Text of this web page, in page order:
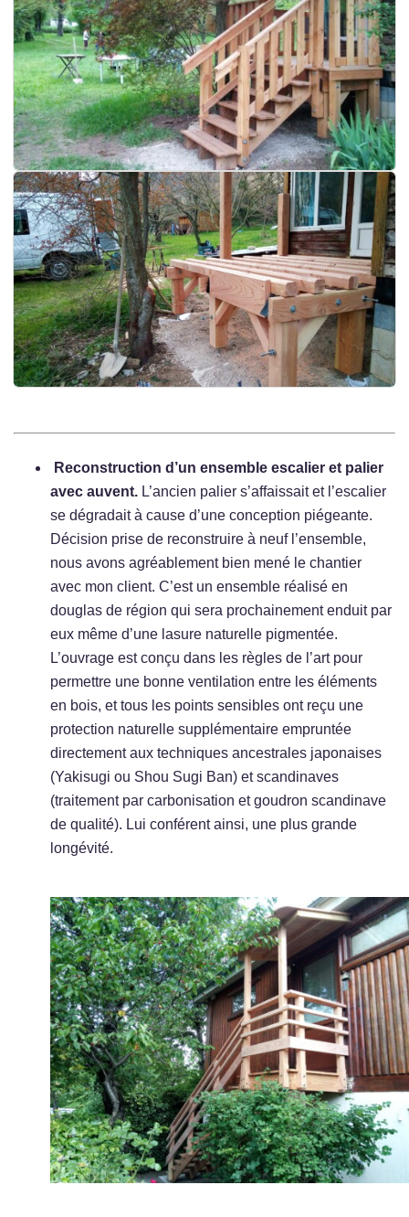
Reconstruction d’un ensemble escalier et palier
avec auvent. L’ancien palier s’affaissait et l’escalier
se dégradait à cause d’une conception piégeante.
Décision prise de reconstruire à neuf l’ensemble,
nous avons agréablement bien mené le chantier
avec mon client. C’est un ensemble réalisé en
douglas de région qui sera prochainement enduit par
eux même d’une lasure naturelle pigmentée.
L’ouvrage est conçu dans les règles de l’art pour
permettre une bonne ventilation entre les éléments
en bois, et tous les points sensibles ont reçu une
protection naturelle supplémentaire empruntée
directement aux techniques ancestrales japonaises
(Yakisugi ou Shou Sugi Ban) et scandinaves
(traitement par carbonisation et goudron scandinave
de qualité). Lui conférent ainsi, une plus grande
longévité.